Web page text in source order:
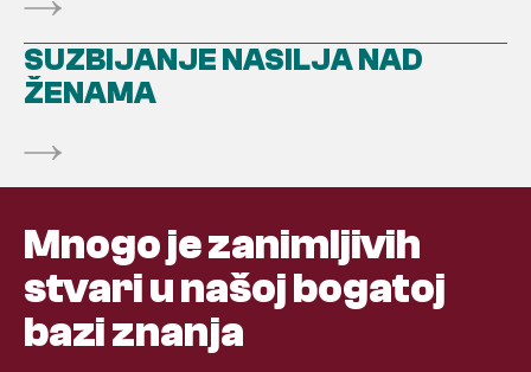
SUZBIJANJE NASILJA NAD
ŽENAMA
Mnogo je zanimljivih
stvari u našoj bogatoj
bazi znanja